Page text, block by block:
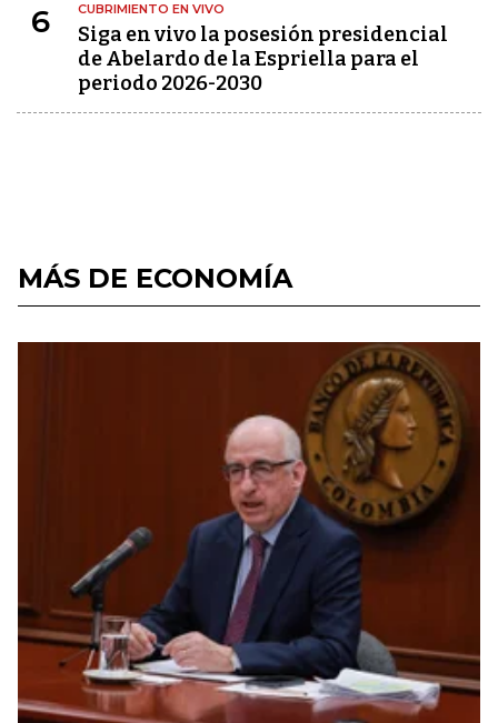
6 CUBRIMIENTO EN VIVO
Siga en vivo la posesión presidencial
de Abelardo de la Espriella para el
periodo 2026-2030
MÁS DE ECONOMÍA